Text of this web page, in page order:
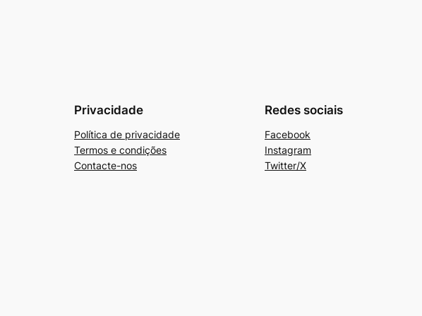
Privacidade
Política de privacidade
Termos e condições
Contacte-nos
Redes sociais
Facebook
Instagram
Twitter/X